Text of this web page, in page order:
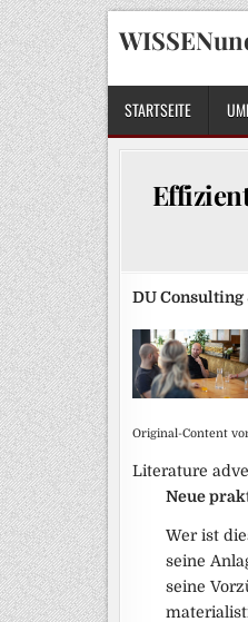
Skip
to
content
STARTSEITE
DU Consulting
Original-Content
Literature
Neue
Wer ist
seine
seine